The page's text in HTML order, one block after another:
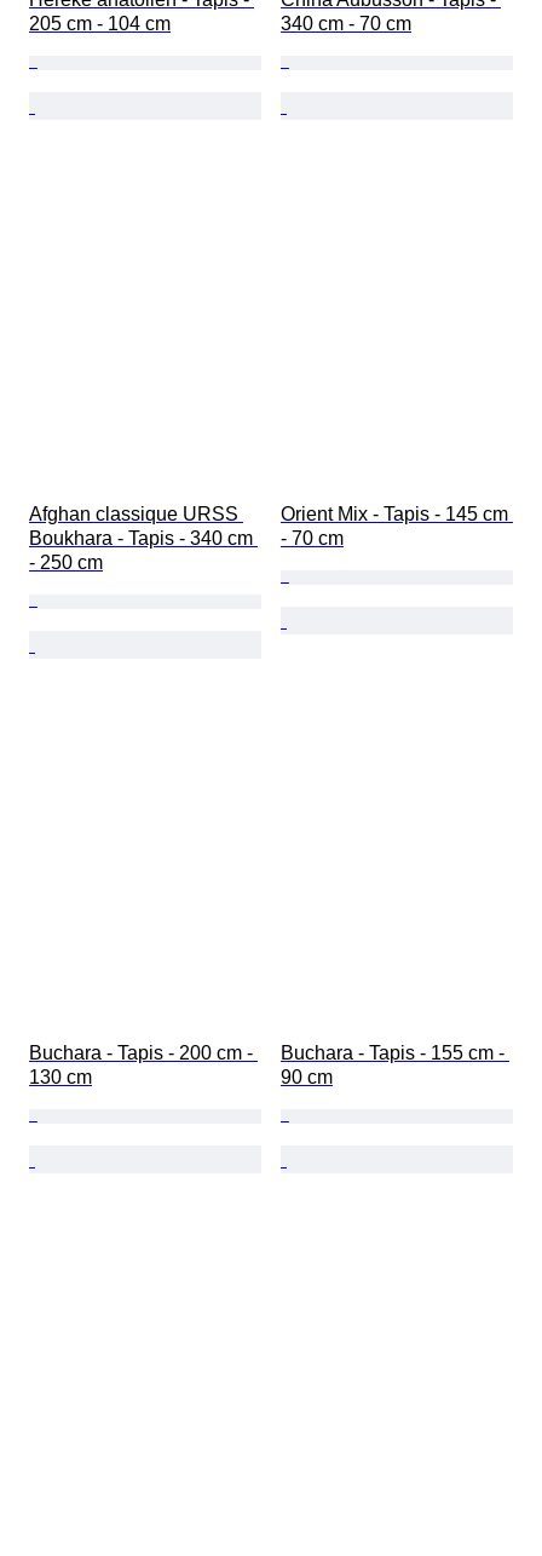
205 cm - 104 cm
340 cm - 70 cm
Afghan classique URSS
Boukhara - Tapis - 340 cm
- 250 cm
Orient Mix - Tapis - 145 cm
- 70 cm
Buchara - Tapis - 200 cm -
130 cm
Buchara - Tapis - 155 cm -
90 cm